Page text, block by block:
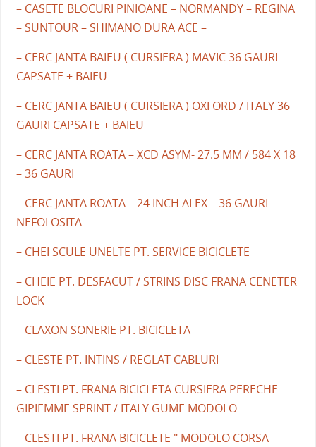
– CASETE BLOCURI PINIOANE – NORMANDY – REGINA
– SUNTOUR – SHIMANO DURA ACE –
– CERC JANTA BAIEU ( CURSIERA ) MAVIC 36 GAURI
CAPSATE + BAIEU
– CERC JANTA BAIEU ( CURSIERA ) OXFORD / ITALY 36
GAURI CAPSATE + BAIEU
– CERC JANTA ROATA – XCD ASYM- 27.5 MM / 584 X 18
– 36 GAURI
– CERC JANTA ROATA – 24 INCH ALEX – 36 GAURI –
NEFOLOSITA
– CHEI SCULE UNELTE PT. SERVICE BICICLETE
– CHEIE PT. DESFACUT / STRINS DISC FRANA CENETER
LOCK
– CLAXON SONERIE PT. BICICLETA
– CLESTE PT. INTINS / REGLAT CABLURI
– CLESTI PT. FRANA BICICLETA CURSIERA PERECHE
GIPIEMME SPRINT / ITALY GUME MODOLO
– CLESTI PT. FRANA BICICLETE " MODOLO CORSA –